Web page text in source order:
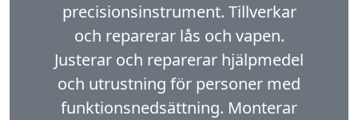
precisionsinstrument. Tillverkar
och reparerar lås och vapen.
Justerar och reparerar hjälpmedel
och utrustning för personer med
funktionsnedsättning. Monterar